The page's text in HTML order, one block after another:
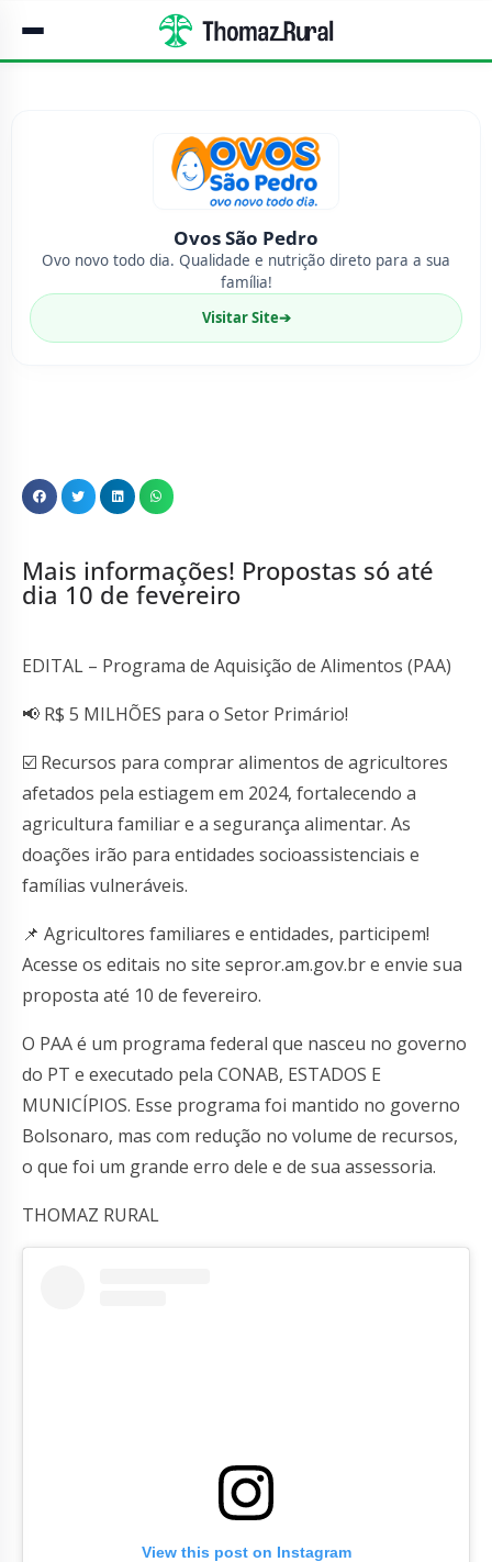
Ovos São Pedro
Ovo novo todo dia. Qualidade e nutrição direto para a sua
família!
Visitar Site➔
Mais informações! Propostas só até
dia 10 de fevereiro
EDITAL – Programa de Aquisição de Alimentos (PAA)
📢 R$ 5 MILHÕES para o Setor Primário!
☑️ Recursos para comprar alimentos de agricultores
afetados pela estiagem em 2024, fortalecendo a
agricultura familiar e a segurança alimentar. As
doações irão para entidades socioassistenciais e
famílias vulneráveis.
📌 Agricultores familiares e entidades, participem!
Acesse os editais no site sepror.am.gov.br e envie sua
proposta até 10 de fevereiro.
O PAA é um programa federal que nasceu no governo
do PT e executado pela CONAB, ESTADOS E
MUNICÍPIOS. Esse programa foi mantido no governo
Bolsonaro, mas com redução no volume de recursos,
o que foi um grande erro dele e de sua assessoria.
THOMAZ RURAL
View this post on Instagram